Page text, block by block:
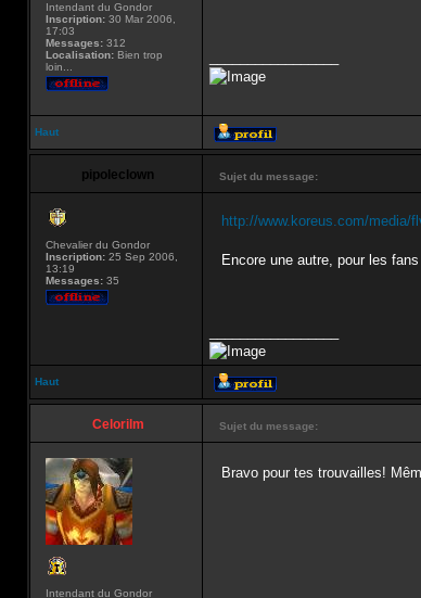
Intendant du Gondor
Inscription: 30 Mar 2006,
17:03
Messages: 312
Localisation: Bien trop
loin...
Haut
pipoleclown Sujet du message:
Chevalier du Gondor
Inscription: 25 Sep 2006,
13:19
Messages: 35
http://www.koreus.com/media/
Encore une autre, pour les
Haut
Celorilm Sujet du message:
Intendant du Gondor
Bravo pour tes trouvailles!